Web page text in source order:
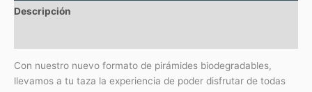
Descripción
Con nuestro nuevo formato de pirámides biodegradables,
llevamos a tu taza la experiencia de poder disfrutar de todas